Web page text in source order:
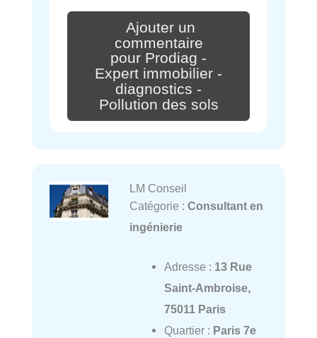
Ajouter un
commentaire
pour Prodiag -
Expert immobilier -
diagnostics -
Pollution des sols
LM Conseil
Catégorie : Consultant en
ingénierie
Adresse : 13 Rue
Saint-Ambroise,
75011 Paris
Quartier : Paris 7e